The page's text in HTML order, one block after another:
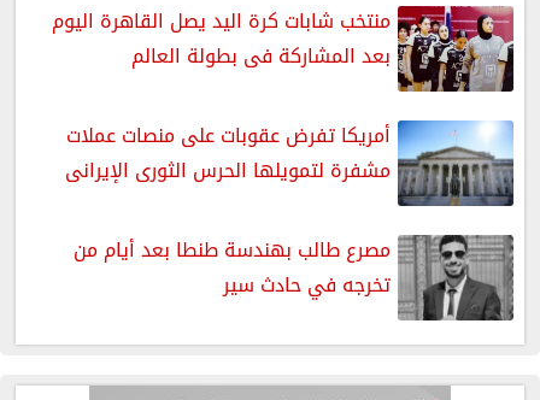
منتخب شابات كرة اليد يصل القاهرة اليوم
بعد المشاركة فى بطولة العالم
أمريكا تفرض عقوبات على منصات عملات
مشفرة لتمويلها الحرس الثورى الإيرانى
مصرع طالب بهندسة طنطا بعد أيام من
تخرجه في حادث سير